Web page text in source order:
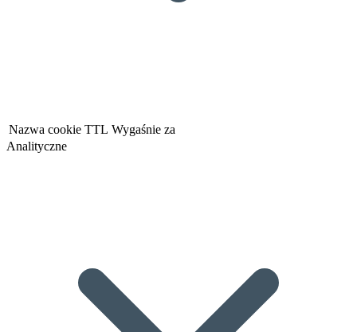
Nazwa cookie TTL Wygaśnie za
Analityczne